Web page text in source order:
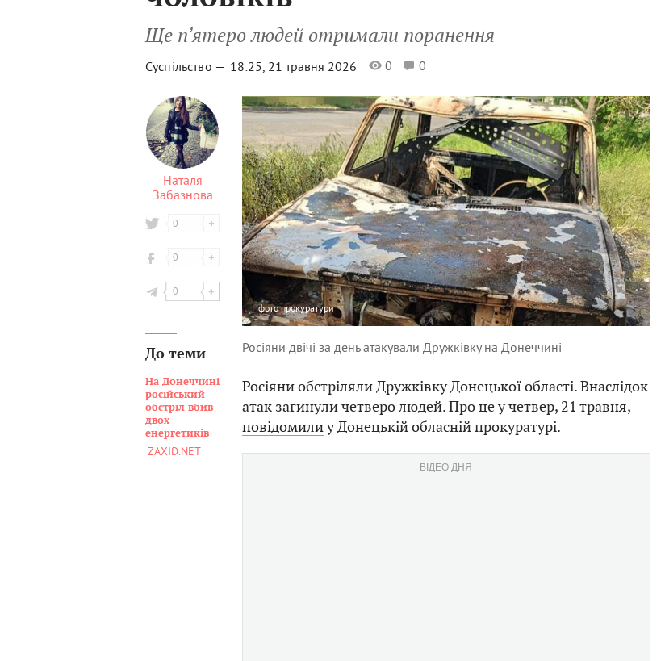
Ще пʼятеро людей отримали поранення
Суспільство — 18:25, 21 травня 2026 0 0
Наталя
Забазнова
0
0
0
До теми
На Донеччині
російський
обстріл вбив
двох
енергетиків
ZAXID.NET
фотопрокуратури
Росіяни двічі за день атакували Дружківку на Донеччині
Росіяни обстріляли Дружківку Донецької області. Внаслідок
атак загинули четверо людей. Про це у четвер, 21 травня,
повідомилиу Донецькій обласній прокуратурі.
ВІДЕО ДНЯ